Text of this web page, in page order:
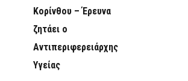
Κορίνθου – Έρευνα
ζητάει ο
Αντιπεριφερειάρχης
Υγείας